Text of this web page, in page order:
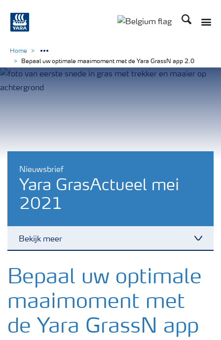
Zoek op
Nieuwsbrief
Yara GrasActueel mei
2021
Bekijk meer
Nieuwsbrieven
Gewassen
Meststoffen
Home
Bepaal uw optimale maaimoment met de Yara GrassN app 2.0
Bepaal uw optimale
maaimoment met
de Yara GrassN app